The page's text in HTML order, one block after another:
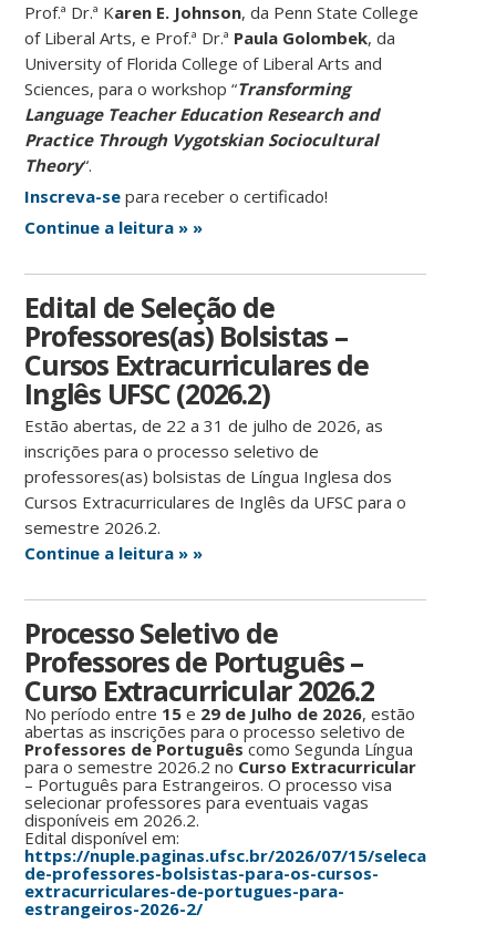
Prof.ª Dr.ª Karen E. Johnson, da Penn State College
of Liberal Arts, e Prof.ª Dr.ª Paula Golombek, da
University of Florida College of Liberal Arts and
Sciences, para o workshop “Transforming
Language Teacher Education Research and
Practice Through Vygotskian Sociocultural
Theory“.
Inscreva-se para receber o certificado!
Continue a leitura » »
Edital de Seleção de
Professores(as) Bolsistas –
Cursos Extracurriculares de
Inglês UFSC (2026.2)
Estão abertas, de 22 a 31 de julho de 2026, as
inscrições para o processo seletivo de
professores(as) bolsistas de Língua Inglesa dos
Cursos Extracurriculares de Inglês da UFSC para o
semestre 2026.2.
Continue a leitura » »
Processo Seletivo de
Professores de Português –
Curso Extracurricular 2026.2
No período entre 15 e 29 de Julho de 2026, estão
abertas as inscrições para o processo seletivo de
Professores de Portuguêscomo Segunda Língua
para o semestre 2026.2 no Curso Extracurricular
– Português para Estrangeiros. O processo visa
selecionar professores para eventuais vagas
disponíveis em 2026.2.
Edital disponível em:
https://nuple.paginas.ufsc.br/2026/07/15/selecao-
de-professores-bolsistas-para-os-cursos-
extracurriculares-de-portugues-para-
estrangeiros-2026-2/